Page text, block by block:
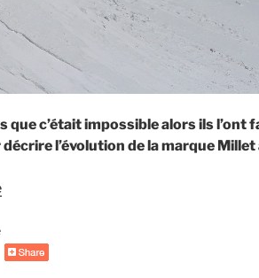
que c’était impossible alors ils
l’évolution de la marque
le